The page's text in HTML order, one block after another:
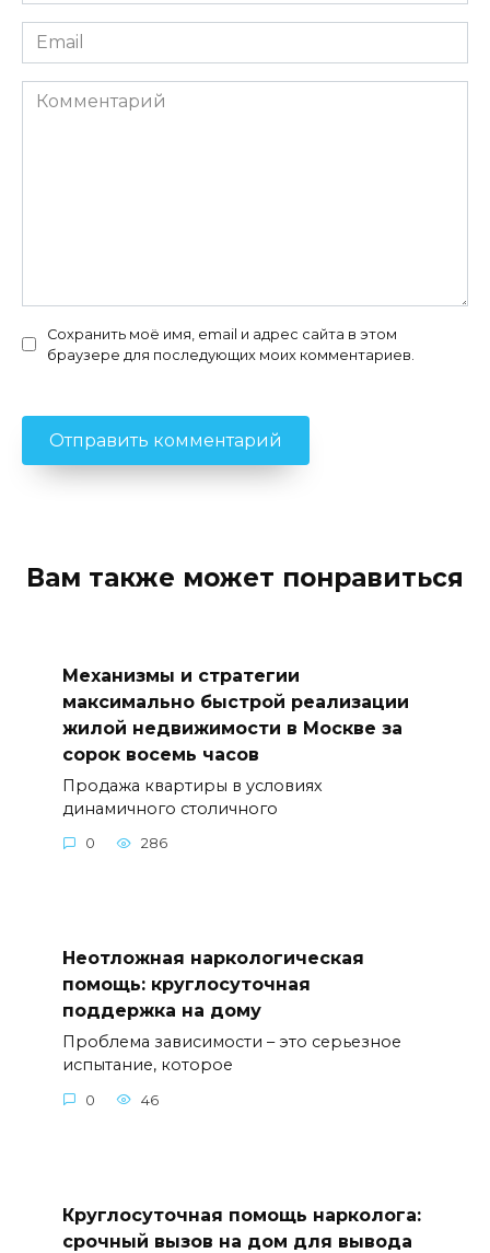
Email
*
Комментарий
Сохранить моё имя, email и адрес сайта в этом
браузере для последующих моих комментариев.
Вам также может понравиться
Механизмы и стратегии
максимально быстрой реализации
жилой недвижимости в Москве за
сорок восемь часов
Продажа квартиры в условиях
динамичного столичного
0 286
Неотложная наркологическая
помощь: круглосуточная
поддержка на дому
Проблема зависимости – это серьезное
испытание, которое
0 46
Круглосуточная помощь нарколога:
срочный вызов на дом для вывода